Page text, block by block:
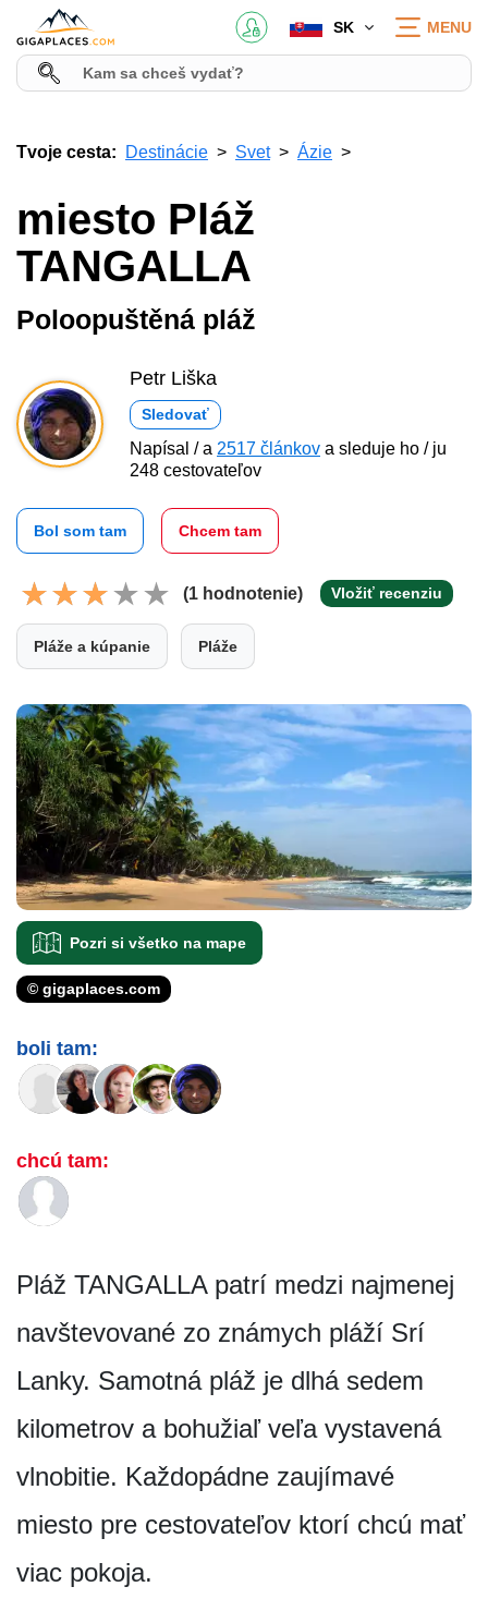
SK MENU
Tvoje cesta: Destinácie Svet Ázie
miesto Pláž
TANGALLA
Poloopuštěná pláž
Petr Liška
Sledovať
Napísal / a 2517 článkov a sleduje ho / ju
248 cestovateľov
Bol som tam Chcem tam
(1 hodnotenie) Vložiť recenziu
Pláže a kúpanie Pláže
Pozri si všetko na mape
© gigaplaces.com
boli tam:
chcú tam:
Pláž TANGALLA patrí medzi najmenej
navštevované zo známych pláží Srí
Lanky. Samotná pláž je dlhá sedem
kilometrov a bohužiaľ veľa vystavená
vlnobitie. Každopádne zaujímavé
miesto pre cestovateľov ktorí chcú mať
viac pokoja.